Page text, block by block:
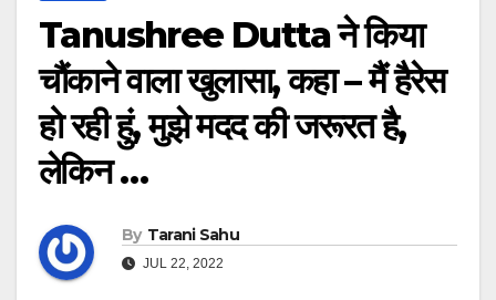
Tanushree Dutta ने किया
चौंकाने वाला खुलासा, कहा – मैं हैरेस
हो रही हुं, मुझे मदद की जरूरत है,
लेकिन …
By Tarani Sahu
JUL 22, 2022